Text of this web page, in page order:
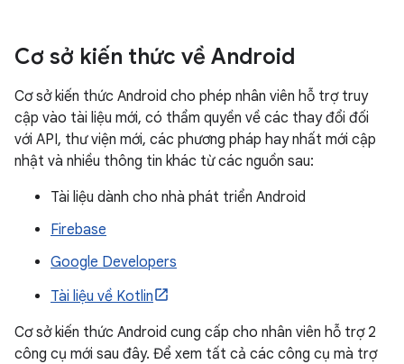
Cơ sở kiến thức về Android
Cơ sở kiến thức Android cho phép nhân viên hỗ trợ truy
cập vào tài liệu mới, có thẩm quyền về các thay đổi đối
với API, thư viện mới, các phương pháp hay nhất mới cập
nhật và nhiều thông tin khác từ các nguồn sau:
Tài liệu dành cho nhà phát triển Android
Firebase
Google Developers
Tài liệu về Kotlin
Cơ sở kiến thức Android cung cấp cho nhân viên hỗ trợ 2
công cụ mới sau đây. Để xem tất cả các công cụ mà trợ